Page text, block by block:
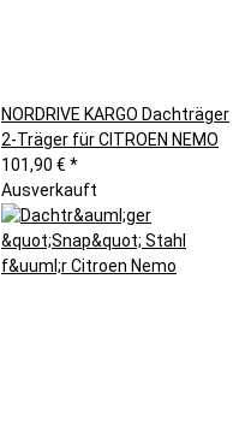
NORDRIVE KARGO Dachträger
2-Träger für CITROEN NEMO
101,90 € *
Ausverkauft